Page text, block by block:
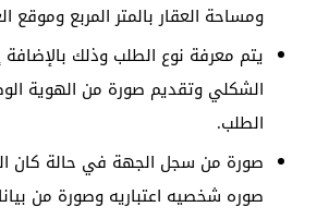
ومساحة العقار بالمتر المربع وموقع
يتم معرفة نوع الطلب وذلك بالإضافة
الشكلي وتقديم صورة من الهوية
الطلب.
صورة من سجل الجهة في حالة كان
صوره شخصيه اعتباريه وصورة من